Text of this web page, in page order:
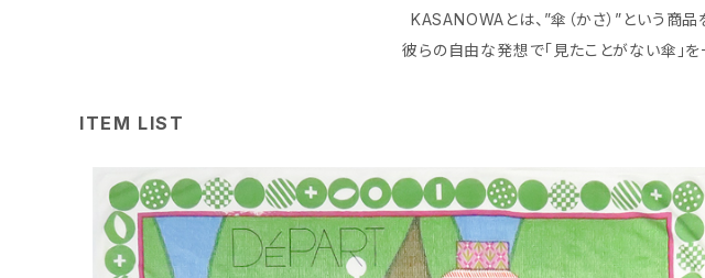
KASANOWAとは、”傘（かさ）”という商品
彼らの自由な発想で「見たことがない傘」を
ITEM LIST